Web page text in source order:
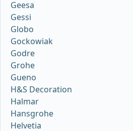
Geesa
Gessi
Globo
Gockowiak
Godre
Grohe
Gueno
H&S Decoration
Halmar
Hansgrohe
Helvetia